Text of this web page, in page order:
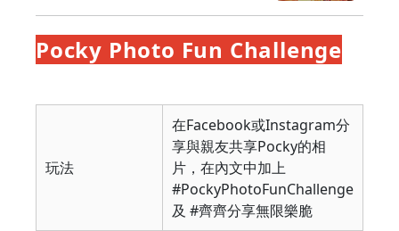
▲ 6款新口
味
▲ Pocky粒
粒榛子朱古
▲ Pocky冬
日限定版焦
條
Pocky Photo Fun Challenge
玩法
在Facebook或Instagram分
享與親友共享Pocky的相
片，在內文中加上
#PockyPhotoFunChallenge
及 #齊齊分享無限樂脆